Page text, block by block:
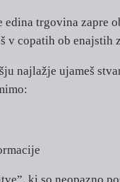
edina trgovina zapre
v copatih ob enajstih
najlažje ujameš